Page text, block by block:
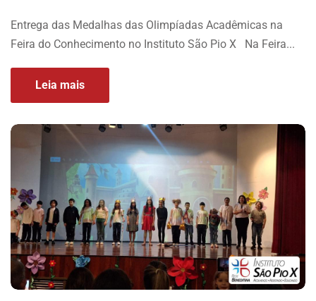
Entrega das Medalhas das Olimpíadas Acadêmicas na
Feira do Conhecimento no Instituto São Pio X Na Feira...
Leia mais